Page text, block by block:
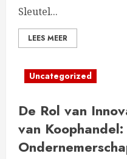
Sleutel...
LEES MEER
Uncategorized
De Rol van
van